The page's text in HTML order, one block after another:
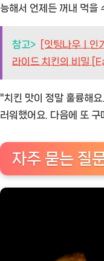
능해서 언제든 꺼내 먹을
참고>
[잇팅나우ㅣ
라이드 치킨의 비밀
"치킨 맛이 정말 훌륭해
러워했어요. 다음에 또
자주 묻는 질